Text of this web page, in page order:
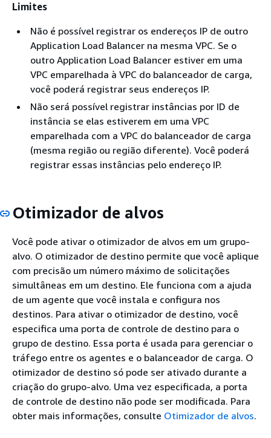
Limites
Não é possível registrar os endereços IP de outro
Application Load Balancer na mesma VPC. Se o
outro Application Load Balancer estiver em uma
VPC emparelhada à VPC do balanceador de carga,
você poderá registrar seus endereços IP.
Não será possível registrar instâncias por ID de
instância se elas estiverem em uma VPC
emparelhada com a VPC do balanceador de carga
(mesma região ou região diferente). Você poderá
registrar essas instâncias pelo endereço IP.
Otimizador de alvos
Você pode ativar o otimizador de alvos em um grupo-
alvo. O otimizador de destino permite que você aplique
com precisão um número máximo de solicitações
simultâneas em um destino. Ele funciona com a ajuda
de um agente que você instala e configura nos
destinos. Para ativar o otimizador de destino, você
especifica uma porta de controle de destino para o
grupo de destino. Essa porta é usada para gerenciar o
tráfego entre os agentes e o balanceador de carga. O
otimizador de destino só pode ser ativado durante a
criação do grupo-alvo. Uma vez especificada, a porta
de controle de destino não pode ser modificada. Para
obter mais informações, consulte Otimizador de alvos.